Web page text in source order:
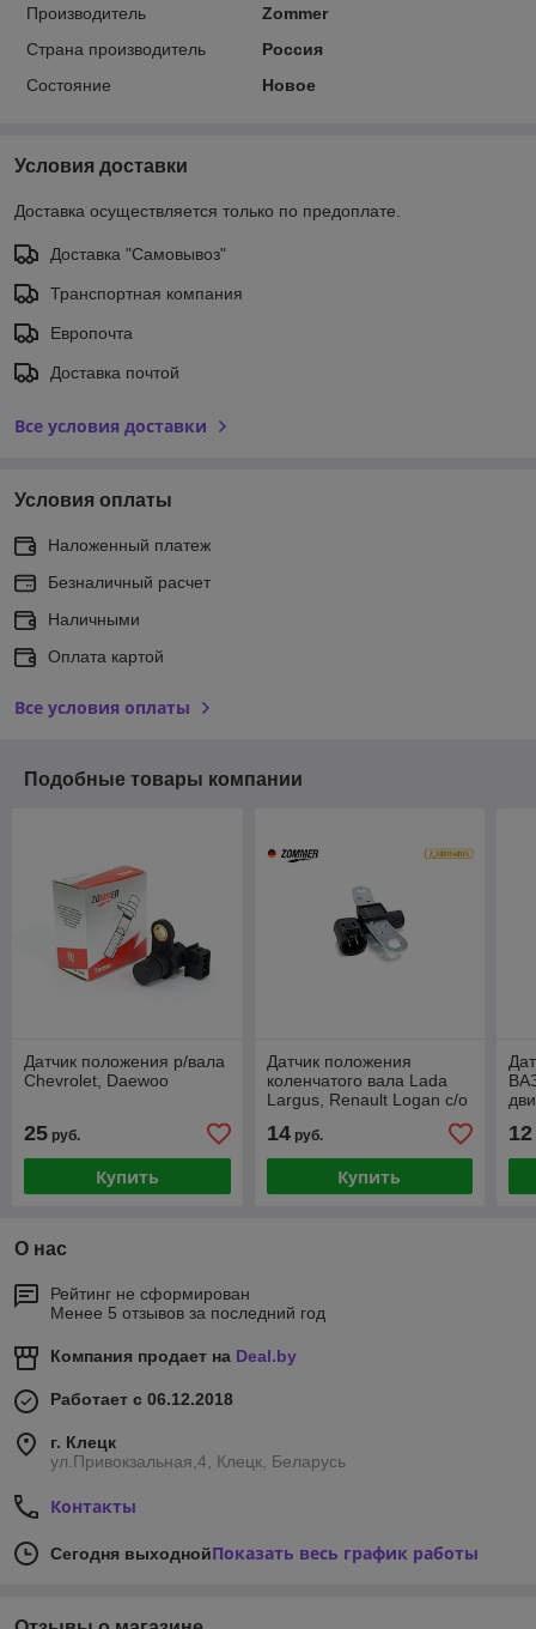
Производитель
Zommer
Страна производитель
Россия
Состояние
Новое
Условия доставки
Доставка осуществляется только по предоплате.
Доставка "Самовывоз"
Транспортная компания
Европочта
Доставка почтой
Все условия доставки
Условия оплаты
Наложенный платеж
Безналичный расчет
Наличными
Оплата картой
Все условия оплаты
Подобные товары компании
Датчик положения р/вала
Chevrolet, Daewoo
25 руб.
Купить
Датчик положения
коленчатого вала Lada
Largus, Renault Logan с/о
14руб.
Купить
12
О нас
Рейтинг не сформирован
Менее 5 отзывов за последний год
Компания продает на Deal.by
Работает с 06.12.2018
г. Клецк
ул.Привокзальная,4, Клецк, Беларусь
Контакты
Сегодня выходнойПоказать весь график работы